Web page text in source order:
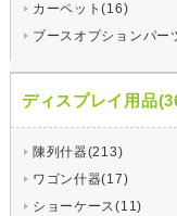
カーペット(16)
ブースオプションパー
ディスプレイ用品
陳列什器(213)
ワゴン什器(17)
ショーケース(11)